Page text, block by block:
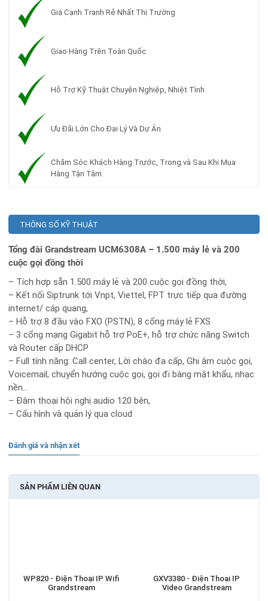
Giá Cạnh Tranh Rẻ Nhất Thị Trường
Giao Hàng Trên Toàn Quốc
Hỗ Trợ Kỹ Thuật Chuyên Nghiệp, Nhiệt Tình
Ưu Đãi Lớn Cho Đại Lý Và Dự Án
Chăm Sóc Khách Hàng Trước, Trong và Sau Khi Mua
Hàng Tận Tâm.
THÔNG SỐ KỸ THUẬT
Tổng đài Grandstream UCM6308A – 1.500 máy lẻ và 200
cuộc gọi đồng thời
– Tích hợp sẵn 1.500 máy lẻ và 200 cuộc gọi đồng thời,
– Kết nối Siptrunk tới Vnpt, Viettel, FPT trực tiếp qua đường
internet/ cáp quang,
– Hỗ trợ 8 đầu vào FXO (PSTN), 8 cổng máy lẻ FXS
– 3 cổng mạng Gigabit hỗ trợ PoE+, hỗ trợ chức năng Switch
và Router cấp DHCP
– Full tính năng: Call center, Lời chào đa cấp, Ghi âm cuộc gọi,
Voicemail, chuyển hướng cuộc gọi, gọi đi bàng mật khẩu, nhạc
nền…
– Đàm thoại hội nghị audio 120 bên,
– Cấu hình và quản lý qua cloud
Đánh giá và nhận xét
SẢN PHẨM LIÊN QUAN
WP820 - Điện Thoại IP Wifi
Grandstream
GXV3380 - Điện Thoại IP
Video Grandstream